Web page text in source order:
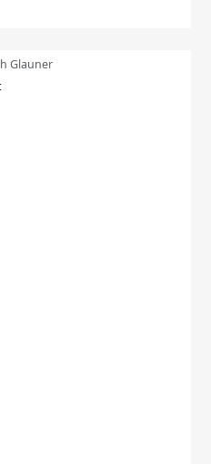
Glauner